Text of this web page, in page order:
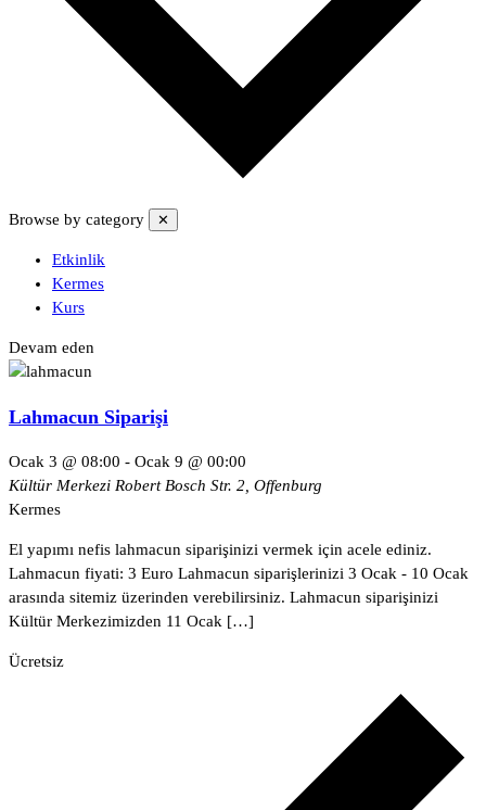
Browse by category ✕
Etkinlik
Kermes
Kurs
Devam eden
Lahmacun Siparişi
Ocak 3 @ 08:00 - Ocak 9 @ 00:00
Kültür Merkezi Robert Bosch Str. 2, Offenburg
Kermes
El yapımı nefis lahmacun siparişinizi vermek için acele ediniz.
Lahmacun fiyati: 3 Euro Lahmacun siparişlerinizi 3 Ocak - 10 Ocak
arasında sitemiz üzerinden verebilirsiniz. Lahmacun siparişinizi
Kültür Merkezimizden 11 Ocak […]
Ücretsiz